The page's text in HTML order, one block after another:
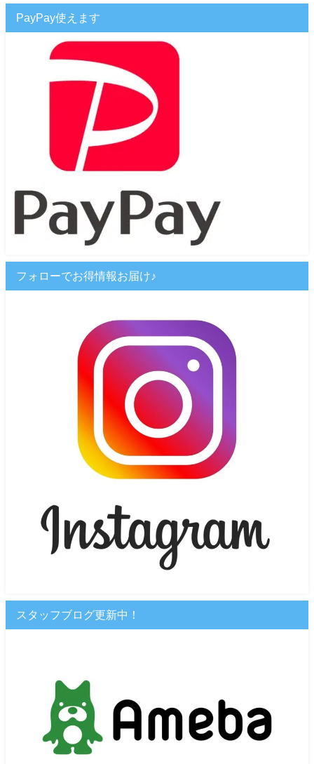
PayPay使えます
フォローでお得情報お届け♪
スタッフブログ更新中！